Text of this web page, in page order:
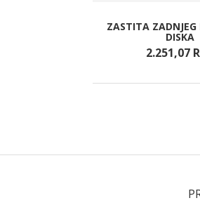
ZASTITA ZADNJEG
DISKA
2.251,07